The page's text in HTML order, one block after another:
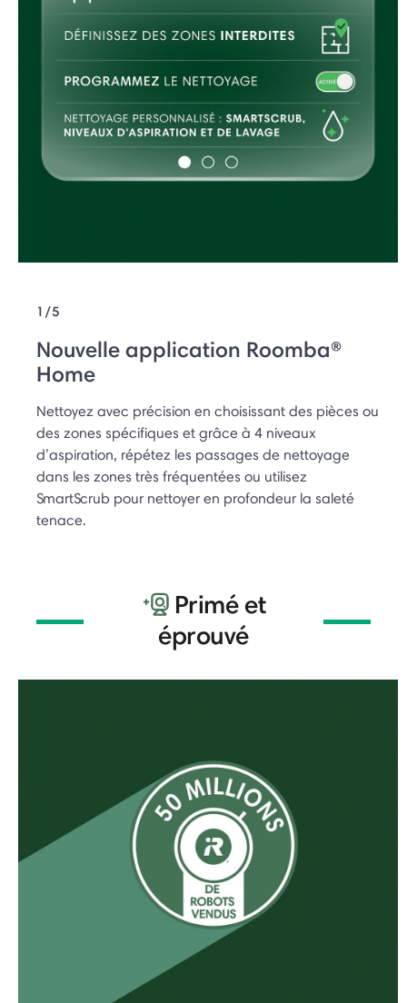
1/5
Nouvelle application Roomba®
Home
Nettoyez avec précision en choisissant des pièces ou
des zones spécifiques et grâce à 4 niveaux
d’aspiration, répétez les passages de nettoyage
dans les zones très fréquentées ou utilisez
SmartScrub pour nettoyer en profondeur la saleté
tenace.
Primé et
éprouvé